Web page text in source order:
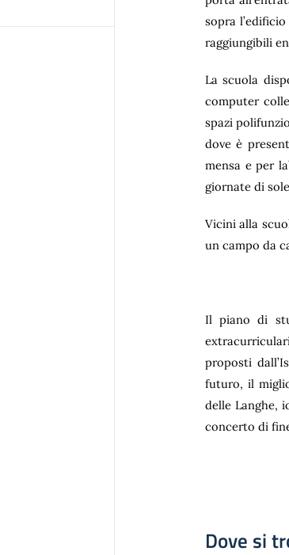
sopra
raggiungibili
La scuola
computer
spazi
dove è
mensa e per
giornate di
Vicini alla
un campo da
Il piano di
proposti
futuro, il
delle Langhe,
concerto di
Dove si